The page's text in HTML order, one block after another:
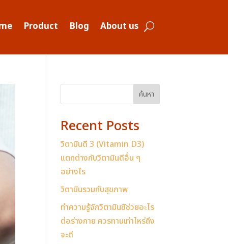
Product Blog About us
ค้นหา
Recent Posts
วิตามินดี 3 (Vitamin D3)
แตกต่างกับวิตามินดีอื่น ๆ
อย่างไร
วิตามินรวมกับสุขภาพ
ทำความรู้จักวิตามินซีช่วยอะไร
ต่อร่างกาย ควรทานเท่าไหร่ถึง
จะดี